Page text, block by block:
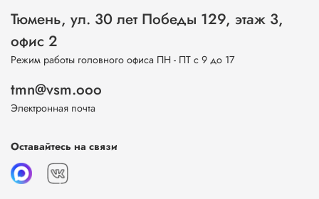
Тюмень, ул. 30 лет Победы 129, этаж 3,
офис 2
Режим работы головного офиса ПН - ПТ с 9 до 17
tmn@vsm.ooo
Электронная почта
Оставайтесь на связи